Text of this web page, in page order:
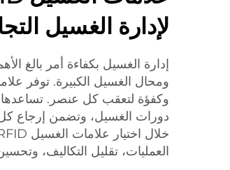
لإدارة الغسيل
إدارة الغسيل بكفاءة أمر بالغ
وكفؤة لتعقب كل عنصر. تساعدها
دورات الغسيل، وتضمن إرجاع
العمليات، تقليل التكاليف،